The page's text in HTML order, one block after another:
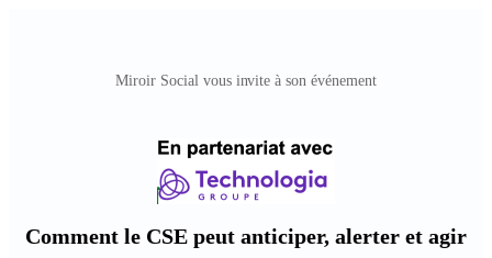
Miroir Social vous invite à son événement
Comment le CSE peut anticiper, alerter et agir